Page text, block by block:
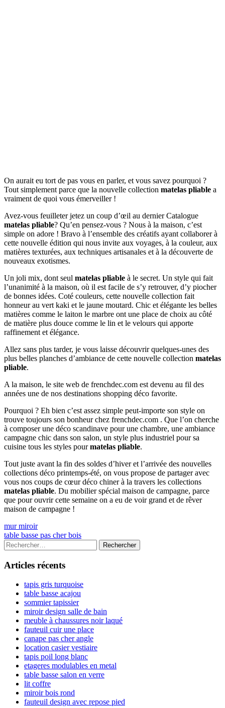
On aurait eu tort de pas vous en parler, et vous savez pourquoi ?
Tout simplement parce que la nouvelle collection matelas pliable a
vraiment de quoi vous émerveiller !
Avez-vous feuilleter jetez un coup d’œil au dernier Catalogue
matelas pliable? Qu’en pensez-vous ? Nous à la maison, c’est
simple on adore ! Bravo à l’ensemble des créatifs ayant collaborer à
cette nouvelle édition qui nous invite aux voyages, à la couleur, aux
matières texturées, aux techniques artisanales et à la découverte de
nouveaux exotismes.
Un joli mix, dont seul matelas pliable à le secret. Un style qui fait
l’unanimité à la maison, où il est facile de s’y retrouver, d’y piocher
de bonnes idées. Coté couleurs, cette nouvelle collection fait
honneur au vert kaki et le jaune moutard. Chic et élégante les belles
matières comme le laiton le marbre ont une place de choix au côté
de matière plus douce comme le lin et le velours qui apporte
raffinement et élégance.
Allez sans plus tarder, je vous laisse découvrir quelques-unes des
plus belles planches d’ambiance de cette nouvelle collection matelas
pliable.
A la maison, le site web de frenchdec.com est devenu au fil des
années une de nos destinations shopping déco favorite.
Pourquoi ? Eh bien c’est assez simple peut-importe son style on
trouve toujours son bonheur chez frenchdec.com . Que l’on cherche
à composer une déco scandinave pour une chambre, une ambiance
campagne chic dans son salon, un style plus industriel pour sa
cuisine tous les styles pourmatelas pliable.
Tout juste avant la fin des soldes d’hiver et l’arrivée des nouvelles
collections déco printemps-été, on vous propose de partager avec
vous nos coups de cœur déco chiner à la travers les collections
matelas pliable. Du mobilier spécial maison de campagne, parce
que pour ouvrir cette semaine on a eu de voir grand et de rêver
maison de campagne !
Navigation
de
l’article
Previous
article:
mur miroir
Next
article:
table basse pas cher bois
Colonne
latérale
principale
Rechercher :
Articles récents
tapis gris turquoise
table basse acajou
sommier tapissier
miroir design salle de bain
meuble à chaussures noir laqué
fauteuil cuir une place
canape pas cher angle
location casier vestiaire
tapis poil long blanc
etageres modulables en metal
table basse salon en verre
lit coffre
miroir bois rond
fauteuil design avec repose pied